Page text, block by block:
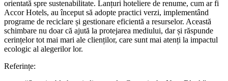
orientată spre sustenabilitate. Lanțuri hoteliere de renume, cum ar fi
Accor Hotels, au început să adopte practici verzi, implementând
programe de reciclare și gestionare eficientă a resurselor. Această
schimbare nu doar că ajută la protejarea mediului, dar și răspunde
cerințelor tot mai mari ale clienților, care sunt mai atenți la impactul
ecologic al alegerilor lor.
Referințe: